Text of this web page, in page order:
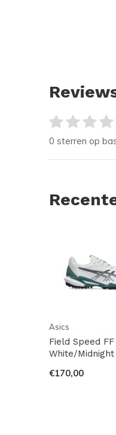
0 sterren op
Asics
Field Speed
White/Midnight
€170,00